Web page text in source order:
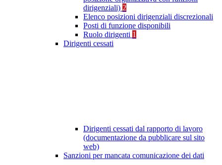
dirigenziali) 2
Elenco posizioni dirigenziali discrezionali
Posti di funzione disponibili
Ruolo dirigenti 1
Dirigenti cessati
Dirigenti cessati dal rapporto di lavoro
(documentazione da pubblicare sul sito
web)
Sanzioni per mancata comunicazione dei dati